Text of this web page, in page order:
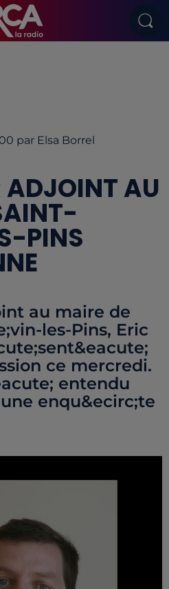
par Elsa Borrel
ADJOINT AU
PINS
au maire de
les-Pins, Eric
ce mercredi.
entendu
enqu&ecirc;te